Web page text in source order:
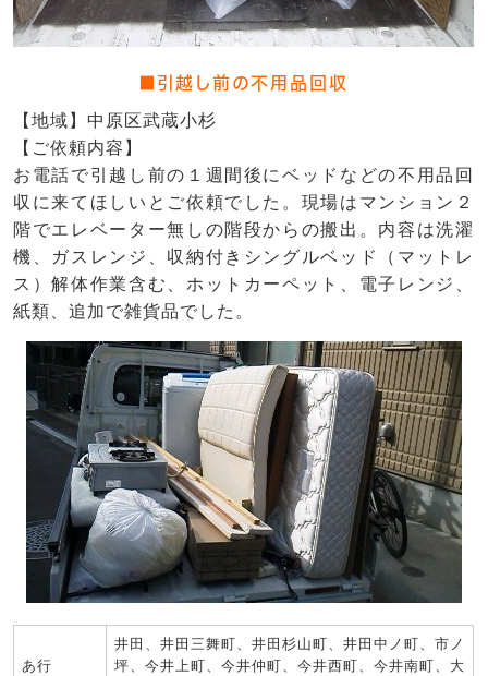
■引越し前の不用品回収
【地域】 中原区武蔵小杉
【ご依頼内容】
お電話で引越し前の１週間後にベッドなどの不用品回
収に来てほしいとご依頼でした。現場はマンション２
階でエレベーター無しの階段からの搬出。内容は洗濯
機、ガスレンジ、収納付きシングルベッド（マットレ
ス）解体作業含む、ホットカーペット、電子レンジ、
紙類、追加で雑貨品でした。
あ行
井田、井田三舞町、井田杉山町、井田中ノ町、市ノ
坪、今井上町、今井仲町、今井西町、今井南町、大